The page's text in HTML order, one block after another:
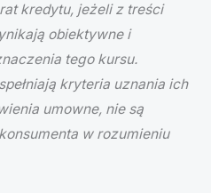
kredytu, jeżeli z treści
obiektywne i
tego kursu.
kryteria uznania ich
umowne, nie są
w rozumieniu